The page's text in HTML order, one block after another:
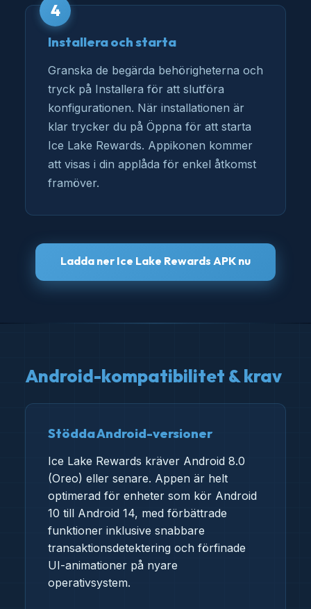
4
Installera och starta
Granska de begärda behörigheterna och
tryck på Installera för att slutföra
konfigurationen. När installationen är
klar trycker du på Öppna för att starta
Ice Lake Rewards. Appikonen kommer
att visas i din applåda för enkel åtkomst
framöver.
Ladda ner Ice Lake Rewards APK nu
Android-kompatibilitet & krav
Stödda Android-versioner
Ice Lake Rewards kräver Android 8.0
(Oreo) eller senare. Appen är helt
optimerad för enheter som kör Android
10 till Android 14, med förbättrade
funktioner inklusive snabbare
transaktionsdetektering och förfinade
UI-animationer på nyare
operativsystem.